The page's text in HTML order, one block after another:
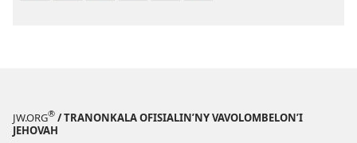
JW.ORG® / TRANONKALA OFISIALIN’NY VAVOLOMBELON’I
JEHOVAH